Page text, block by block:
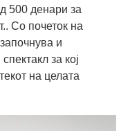
500 денари за
Со почеток на
и
за кој
на целата